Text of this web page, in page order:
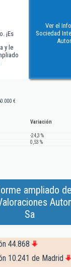
¡Es
y le
Ver el
Sociedad
€
Variación
-24,3 %
0,53 %
ampliado
Sa
44.868
10.241 de Madrid